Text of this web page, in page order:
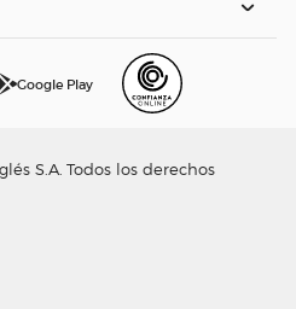
Google Play
S.A. Todos los derechos